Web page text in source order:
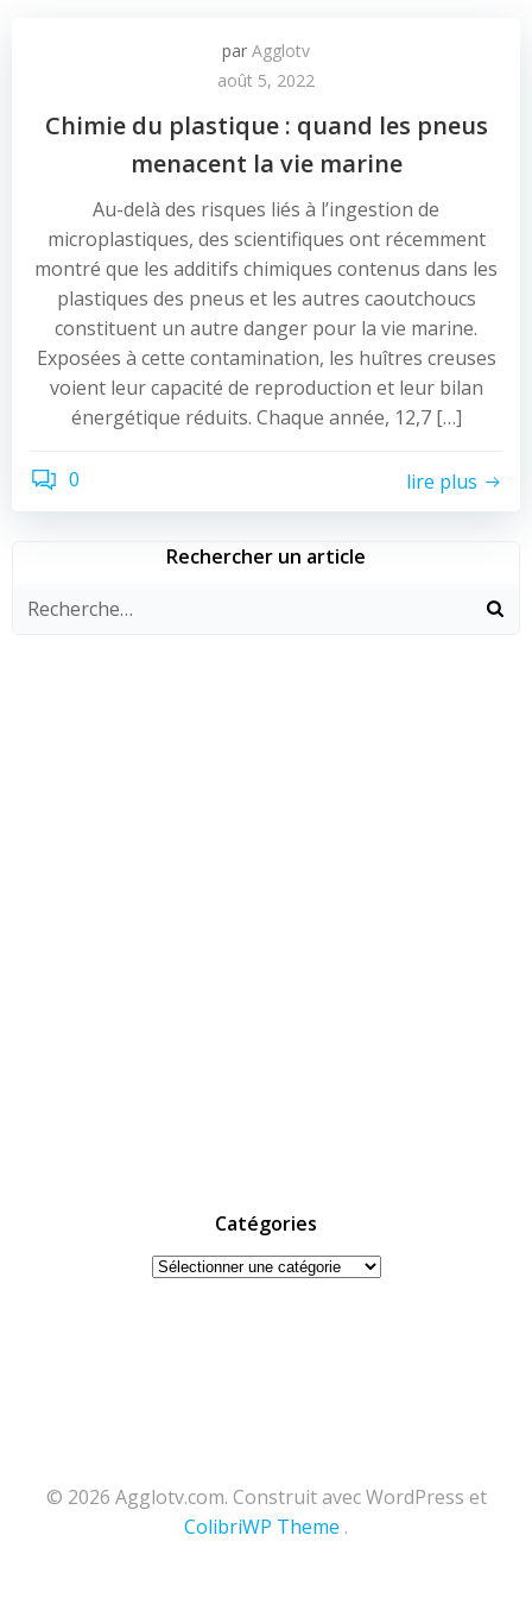
par Agglotv
août 5, 2022
Chimie du plastique : quand les pneus
menacent la vie marine
Au-delà des risques liés à l’ingestion de
microplastiques, des scientifiques ont récemment
montré que les additifs chimiques contenus dans les
plastiques des pneus et les autres caoutchoucs
constituent un autre danger pour la vie marine.
Exposées à cette contamination, les huîtres creuses
voient leur capacité de reproduction et leur bilan
énergétique réduits. Chaque année, 12,7 […]
0 lire plus
Rechercher un article
Catégories
Catégories
© 2026 Agglotv.com. Construit avec WordPress et
ColibriWP Theme .